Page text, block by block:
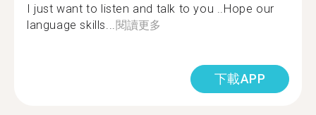
I just want to listen and talk to you ..Hope our
language skills...閱讀更多
下載APP